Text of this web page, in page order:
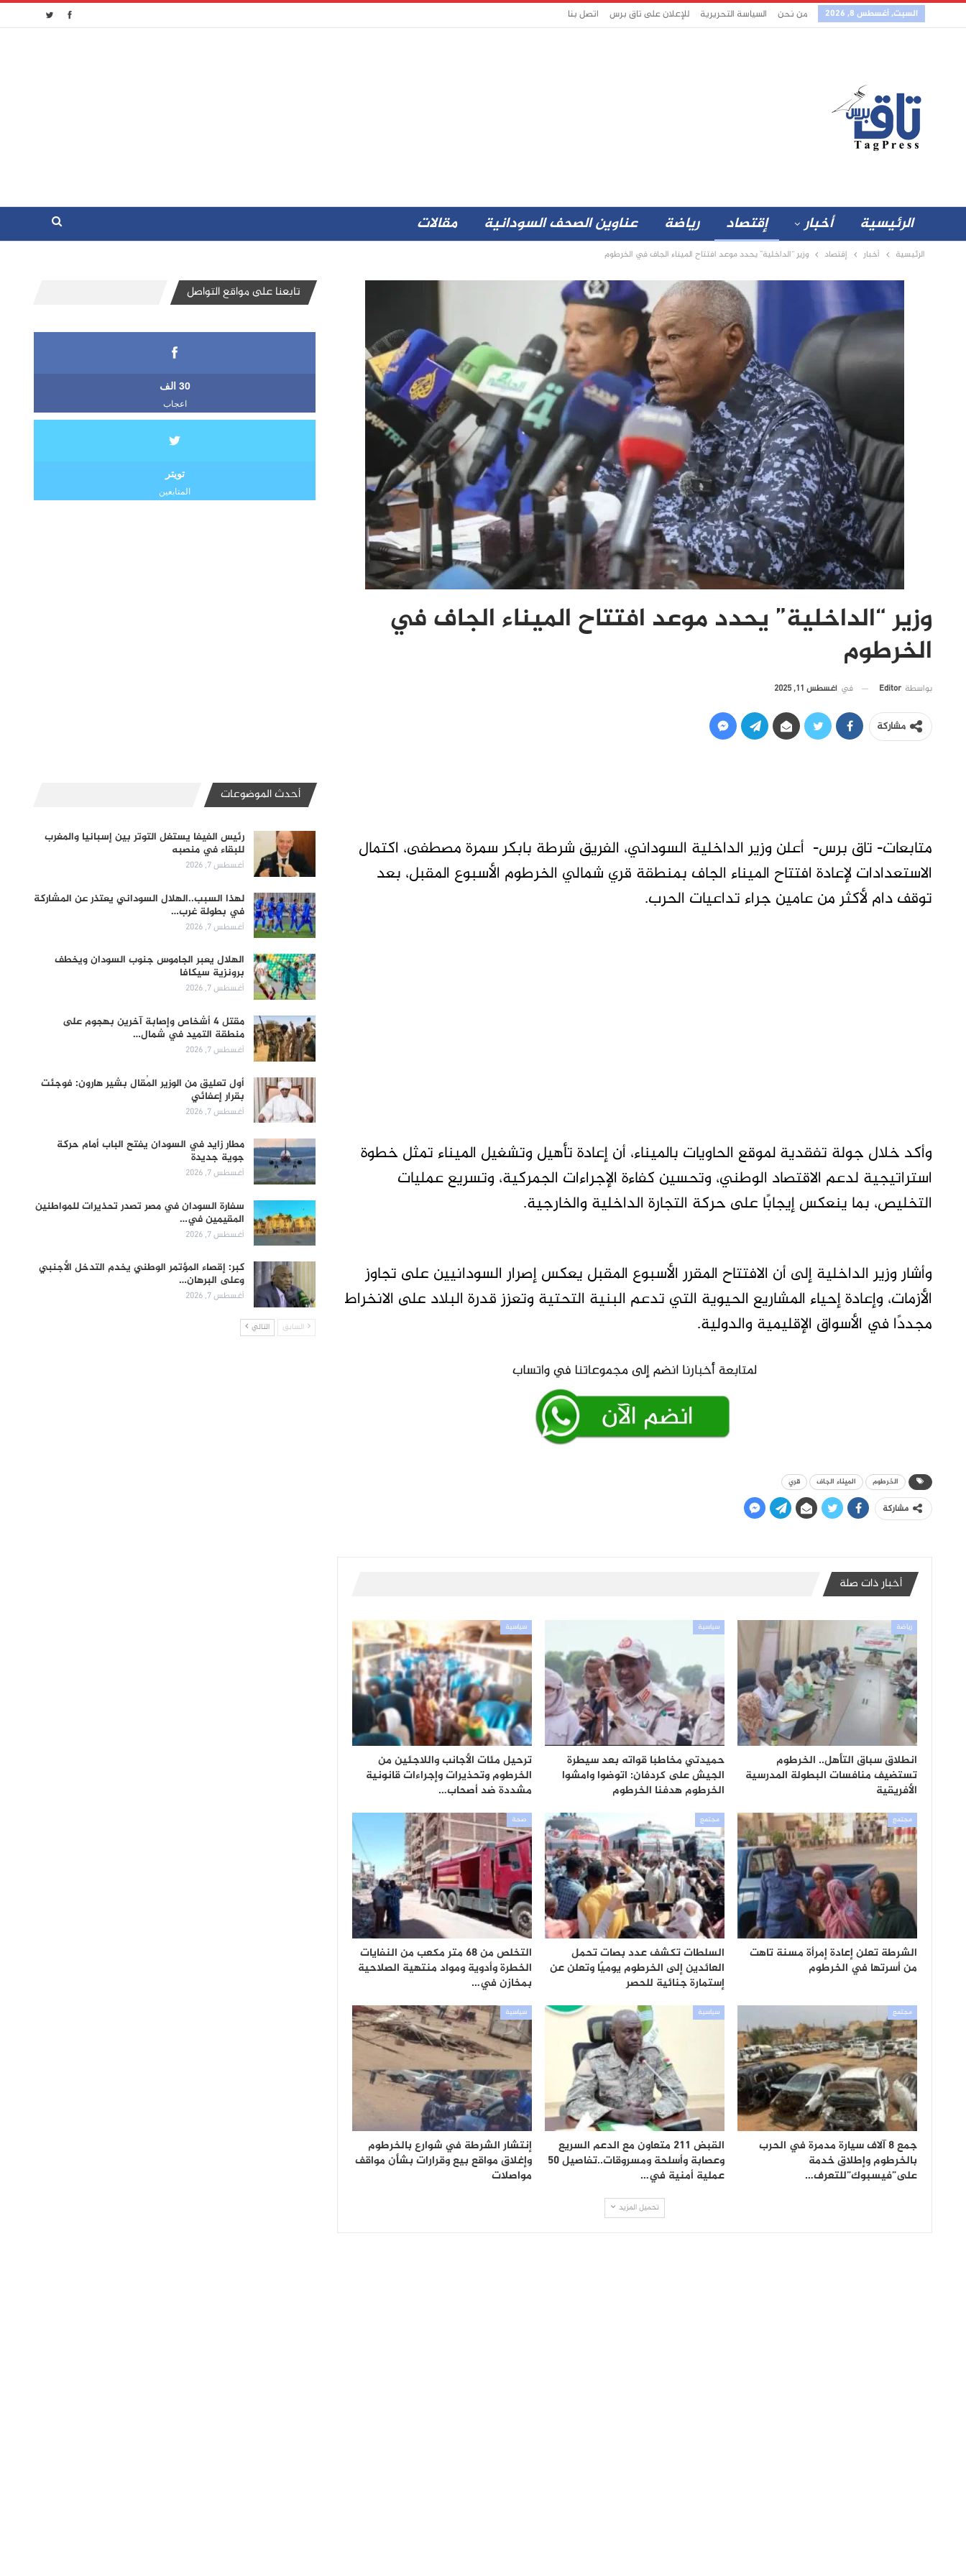
السبت, أغسطس 8, 2026 من نحن السياسة التحريرية للإعلان على تاق برس اتصل بنا
الرئيسية أخبار إقتصاد رياضة عناوين الصحف السودانية مقالات
الرئيسية أخبار إقتصاد وزير “الداخلية” يحدد موعد افتتاح الميناء الجاف في الخرطوم
وزير “الداخلية” يحدد موعد افتتاح الميناء الجاف في
الخرطوم
بواسطة Editor في أغسطس 11, 2025
مشاركة
متابعات- تاق برس- أعلن وزير الداخلية السوداني، الفريق شرطة بابكر سمرة مصطفى، اكتمال
الاستعدادات لإعادة افتتاح الميناء الجاف بمنطقة قري شمالي الخرطوم الأسبوع المقبل، بعد
توقف دام لأكثر من عامين جراء تداعيات الحرب.
وأكد خلال جولة تفقدية لموقع الحاويات بالميناء، أن إعادة تأهيل وتشغيل الميناء تمثل خطوة
استراتيجية لدعم الاقتصاد الوطني، وتحسين كفاءة الإجراءات الجمركية، وتسريع عمليات
التخليص، بما ينعكس إيجابًا على حركة التجارة الداخلية والخارجية.
وأشار وزير الداخلية إلى أن الافتتاح المقرر الأسبوع المقبل يعكس إصرار السودانيين على تجاوز
الأزمات، وإعادة إحياء المشاريع الحيوية التي تدعم البنية التحتية وتعزز قدرة البلاد على الانخراط
مجددًا في الأسواق الإقليمية والدولية.
الخرطوم الميناء الجاف قري
مشاركة
أخبار ذات صلة
رياضة
انطلاق سباق التأهل.. الخرطوم
تستضيف منافسات البطولة المدرسية
الأفريقية
سياسية
حميدتي مخاطبا قواته بعد سيطرة
الجيش على كردفان: اتوضوا وامشوا
الخرطوم هدفنا الخرطوم
سياسية
ترحيل مئات الأجانب واللاجئين من
الخرطوم وتحذيرات وإجراءات قانونية
مشددة ضد أصحاب…
مجتمع
الشرطة تعلن إعادة إمرأة مسنة تاهت
من أسرتها في الخرطوم
مجتمع
السلطات تكشف عدد بصات تحمل
العائدين إلى الخرطوم يوميًا وتعلن عن
إستمارة جنائية للحصر
صحة
التخلص من 68 متر مكعب من النفايات
الخطرة وأدوية ومواد منتهية الصلاحية
بمخازن في…
مجتمع
جمع 8 آلاف سيارة مدمرة في الحرب
بالخرطوم وإطلاق خدمة
على”فيسبوك”للتعرف…
سياسية
القبض 211 متعاون مع الدعم السريع
وعصابة وأسلحة ومسروقات..تفاصيل 50
عملية أمنية في…
سياسية
إنتشار الشرطة في شوارع بالخرطوم
وإغلاق مواقع بيع وقرارات بشأن مواقف
مواصلات
تحميل المزيد
تابعنا على مواقع التواصل
30 الف
اعجاب
تويتر
المتابعين
أحدث الموضوعات
رئيس الفيفا يستغل التوتر بين إسبانيا والمغرب
للبقاء في منصبه
أغسطس 7, 2026
لهذا السبب..الهلال السوداني يعتذر عن المشاركة
في بطولة غرب…
أغسطس 7, 2026
الهلال يعبر الجاموس جنوب السودان ويخطف
برونزية سيكافا
أغسطس 7, 2026
مقتل 4 أشخاص وإصابة آخرين بهجوم على
منطقة التميد في شمال…
أغسطس 7, 2026
أول تعليق من الوزير المُقال بشير هارون: فوجئت
بقرار إعفائي
أغسطس 7, 2026
مطار زايد في السودان يفتح الباب أمام حركة
جوية جديدة
أغسطس 7, 2026
سفارة السودان في مصر تصدر تحذيرات للمواطنين
المقيمين في…
أغسطس 7, 2026
كبر: إقصاء المؤتمر الوطني يخدم التدخل الأجنبي
وعلى البرهان…
أغسطس 7, 2026
السابق التالي